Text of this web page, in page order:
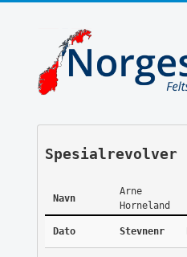
Spesialrevolver
Navn
Arne
Horneland
Dato Stevnenr